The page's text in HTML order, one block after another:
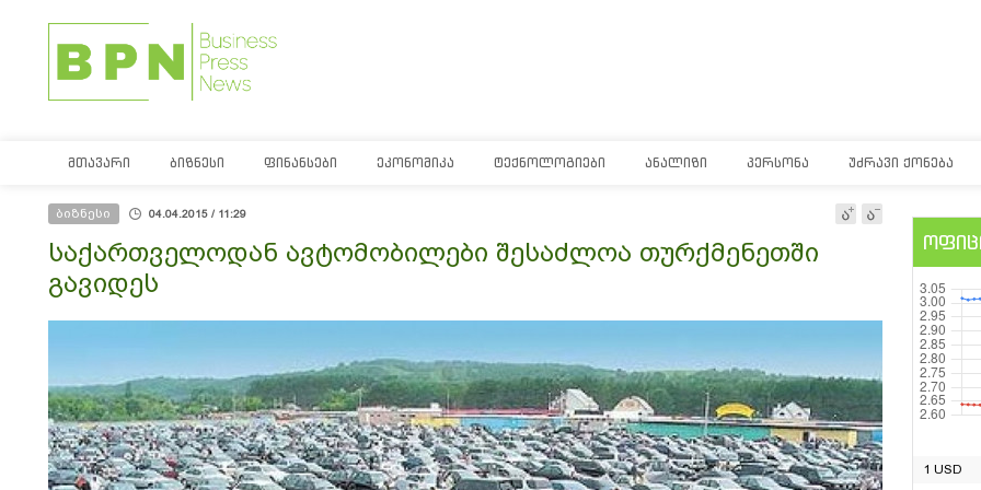
ᲛᲗᲐᲕᲐᲠᲘ ᲑᲘᲖᲜᲔᲡᲘ ᲤᲘᲜᲐᲜᲡᲔᲑᲘ ᲔᲙᲝᲜᲝᲛᲘᲙᲐ ᲢᲔᲥᲜᲝᲚᲝᲒᲘᲔᲑᲘ ᲐᲜᲐᲚᲘᲖᲘ ᲞᲔᲠᲡᲝᲜᲐ ᲣᲫᲠᲐᲕᲘ ᲥᲝᲜᲔᲑᲐ
ბიზნესი 04.04.2015 / 11:29
საქართველოდან ავტომობილები შესაძლოა თურქმენეთში
გავიდეს
1 USD